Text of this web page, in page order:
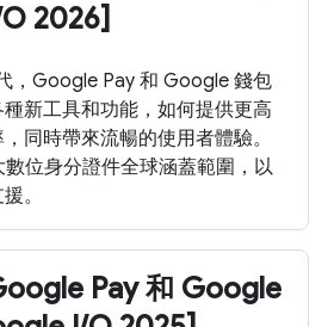
2026]
，Google Pay 和 Google 錢包
新工具和功能，如何提供更高
同時帶來流暢的使用者體驗。
位身分證件全球涵蓋範圍，以
。
Pay 和 Google